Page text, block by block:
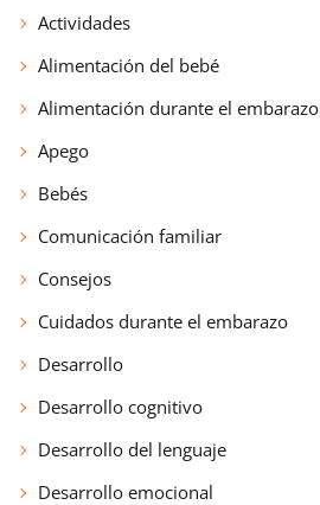
Actividades
Alimentación del bebé
Alimentación durante el embarazo
Apego
Bebés
Comunicación familiar
Consejos
Cuidados durante el embarazo
Desarrollo
Desarrollo cognitivo
Desarrollo del lenguaje
Desarrollo emocional